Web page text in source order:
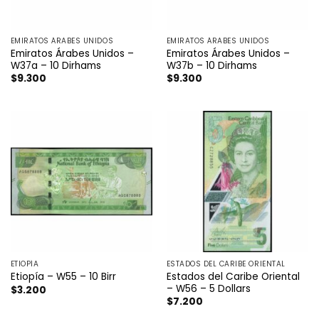
EMIRATOS ÁRABES UNIDOS
Emiratos Árabes Unidos –
W37a – 10 Dirhams
$9.300
EMIRATOS ÁRABES UNIDOS
Emiratos Árabes Unidos –
W37b – 10 Dirhams
$9.300
ETIOPÍA
Etiopía – W55 – 10 Birr
$3.200
ESTADOS DEL CARIBE ORIENTAL
Estados del Caribe Oriental
– W56 – 5 Dollars
$7.200